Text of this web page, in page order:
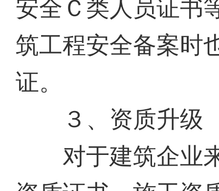
筑工程安全备案时
证。
３、资质升级
对于建筑企业